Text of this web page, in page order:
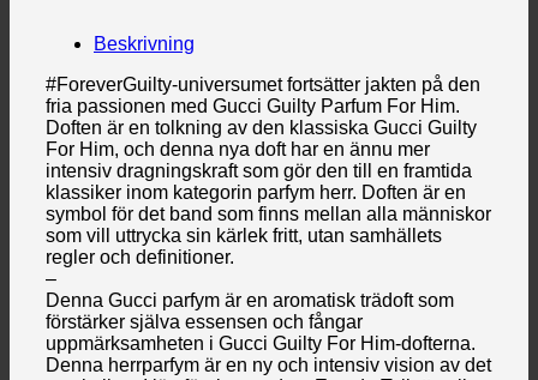
Beskrivning
#ForeverGuilty-universumet fortsätter jakten på den
fria passionen med Gucci Guilty Parfum For Him.
Doften är en tolkning av den klassiska Gucci Guilty
For Him, och denna nya doft har en ännu mer
intensiv dragningskraft som gör den till en framtida
klassiker inom kategorin parfym herr. Doften är en
symbol för det band som finns mellan alla människor
som vill uttrycka sin kärlek fritt, utan samhällets
regler och definitioner.
–
Denna Gucci parfym är en aromatisk trädoft som
förstärker själva essensen och fångar
uppmärksamheten i Gucci Guilty For Him-dofterna.
Denna herrparfym är en ny och intensiv vision av det